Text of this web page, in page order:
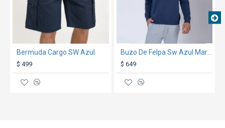
Gramaje: 280 g
Presentación: bolsa individual / caja de 25 unidades.
**Medidas aproximadas, expresadas en
centímetros**
Bermuda Cargo SW Azul
$ 499
Buzo De Felpa Sw Azul Marino
$ 649